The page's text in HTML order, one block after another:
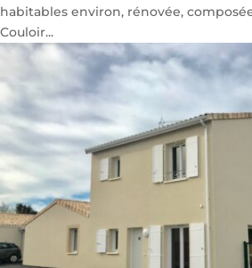
habitables environ, rénovée,
Couloir...